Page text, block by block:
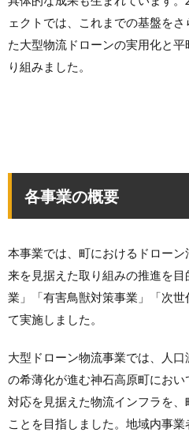
ェクトでは、これまでの基盤を
た大型物流ドローンの実用化と
り組みました。
各事業の概要
本事業では、町におけるドロー
来を見据えた取り組みの推進を
業」「有害鳥獣対策事業」「次
て実施しました。
大型ドローン物流事業では、人
の希薄化が進む神石高原町にお
対応を見据えた物流インフラを
ことを目指しました。地域内事